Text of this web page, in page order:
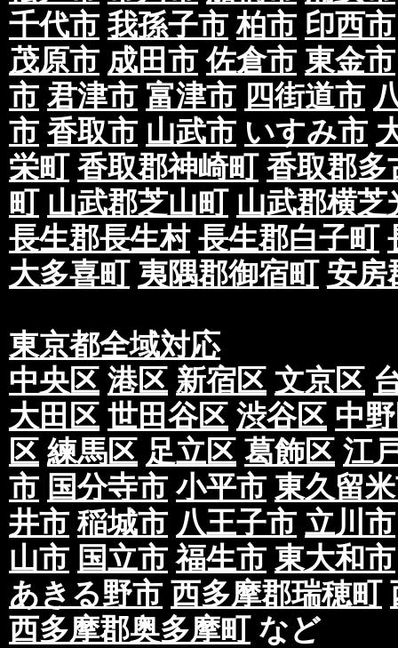
千代市 我孫子市 柏市 印西市
茂原市 成田市 佐倉市 東金市
市 君津市 富津市 四街道市
市 香取市 山武市 いすみ市
栄町 香取郡神崎町 香取郡多
町 山武郡芝山町 山武郡横芝
長生郡長生村 長生郡白子町
大多喜町 夷隅郡御宿町 安房
東京都全域対応
中央区 港区 新宿区 文京区
大田区 世田谷区 渋谷区 中
区 練馬区 足立区 葛飾区 江
市 国分寺市 小平市 東久留
井市 稲城市 八王子市 立川市
山市 国立市 福生市 東大和市
あきる野市 西多摩郡瑞穂町
西多摩郡奥多摩町など